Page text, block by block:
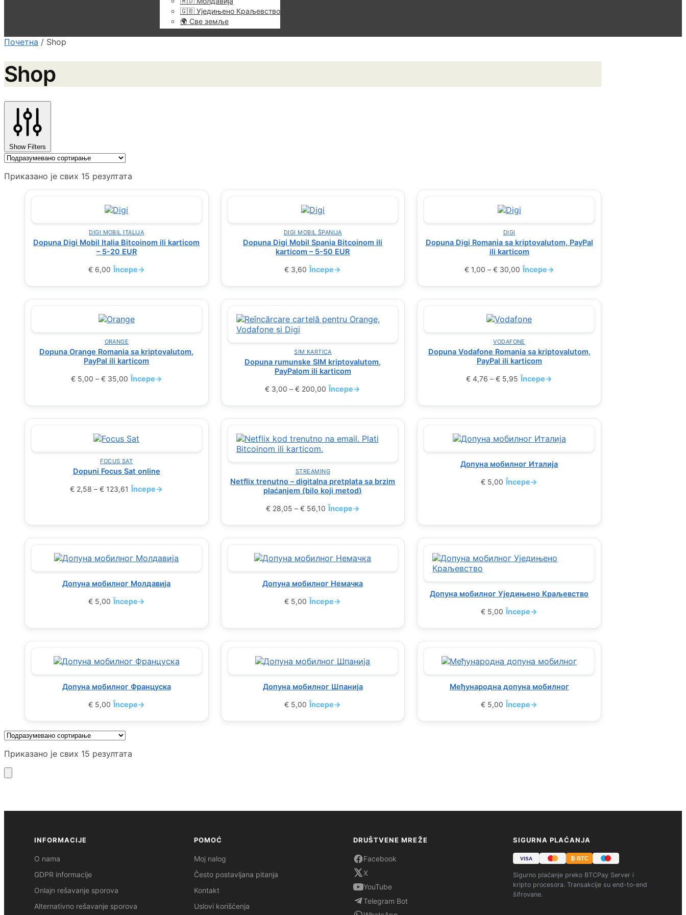
🇬🇧 Уједињено Краљевство
🌍 Све земље
Почетна / Shop
Shop
Show Filters
Приказано је свих 15 резултата
DIGI MOBIL ITALIJA
Dopuna Digi Mobil Italia Bitcoinom ili karticom
– 5-20 EUR
€6,00 Începe→
DIGI MOBIL ŠPANIJA
Dopuna Digi Mobil Spania Bitcoinom ili
karticom – 5-50 EUR
€ 3,60 Începe→
DIGI
Dopuna Digi Romania sa kriptovalutom, PayPal
ili karticom
€1,00 – €30,00 Începe→
ORANGE
Dopuna Orange Romania sa kriptovalutom,
PayPal ili karticom
€5,00 – €35,00 Începe→
SIM KARTICA
Dopuna rumunske SIM kriptovalutom,
PayPalom ili karticom
€ 3,00 –€ 200,00 Începe→
VODAFONE
Dopuna Vodafone Romania sa kriptovalutom,
PayPal ili karticom
€ 4,76 –€ 5,95 Începe→
FOCUS SAT
Dopuni Focus Sat online
€ 2,58 –€ 123,61 Începe→
STREAMING
Netflix trenutno – digitalna pretplata sa brzim
plaćanjem (bilo koji metod)
€28,05 – €56,10 Începe→
Допуна мобилног Италија
€ 5,00 Începe→
Допуна мобилног Молдавија
€5,00 Începe→
Допуна мобилног Немачка
€ 5,00 Începe→
Допуна мобилног Уједињено Краљевство
€ 5,00 Începe→
Допуна мобилног Француска
€5,00 Începe→
Допуна мобилног Шпанија
€ 5,00 Începe→
Међународна допуна мобилног
€ 5,00 Începe→
Приказано је свих 15 резултата
INFORMACIJE
O nama
GDPR informacije
Onlajn rešavanje sporova
Alternativno rešavanje sporova
POMOĆ
Moj nalog
Često postavljana pitanja
Kontakt
Uslovi korišćenja
DRUŠTVENE MREŽE
Facebook
X
YouTube
Telegram Bot
SIGURNA PLAĆANJA
VISA ₿ BTC
Sigurno plaćanje preko BTCPay Server i
kripto procesora. Transakcije su end-to-end
šifrovane.